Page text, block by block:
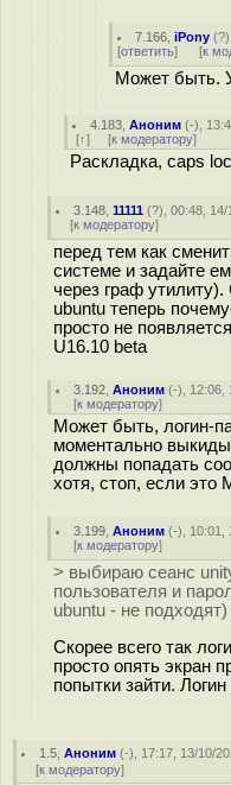
7.166 ,iPony (?
[ответить] [к
Может быть.
4.183 ,Аноним (-),
[↑] [к модератору]
Раскладка, caps
3.148 ,11111 (?), 00:48, 14/
[к модератору]
перед тем как
системе и задайте
через граф
ubuntu теперь
просто не
U16.10 beta
3.192 ,Аноним (-), 12:06,
[к модератору]
Может быть, логин-
моментально
должны попадать
хотя, стоп, если это
3.199 ,Аноним (-), 10:01,
[к модератору]
> выбираю сеанс
пользователя и
ubuntu - не подходят)
Скорее всего так
просто опять экран
попытки зайти.
1.5 ,Аноним (-), 17:17, 13/10/
[к модератору]